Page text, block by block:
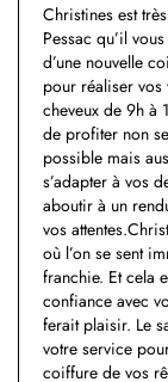
Christines est
Pessac qu’il
d’une nouvelle
pour réaliser vos
cheveux de 9h à
de profiter non
possible mais
s’adapter à vos
aboutir à un
vos
où l’on se sent
franchie. Et cela
confiance avec
ferait plaisir. Le
votre service
coiffure de vos